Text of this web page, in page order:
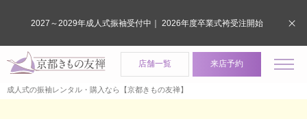
店舗一覧 来店予約
成人式の振袖レンタル・購入なら【京都きもの友禅】
2027～2029年成人式振袖受付中｜ 2026年度卒業式袴受注開始